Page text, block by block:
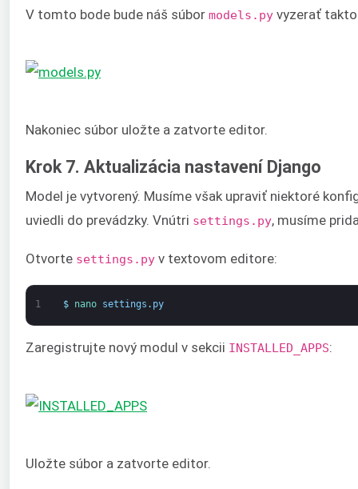
V tomto bode bude náš súbor models.py vyzerať
Nakoniec súbor uložte a zatvorte editor.
Krok 7. Aktualizácia nastavení Django
Model je vytvorený. Musíme však upraviť niektoré
uviedli do prevádzky. Vnútri settings.py, musíme
Otvorte settings.py v textovom editore:
1 $ nano settings . py
Zaregistrujte nový modul v sekcii INSTALLED_APPS:
Uložte súbor a zatvorte editor.